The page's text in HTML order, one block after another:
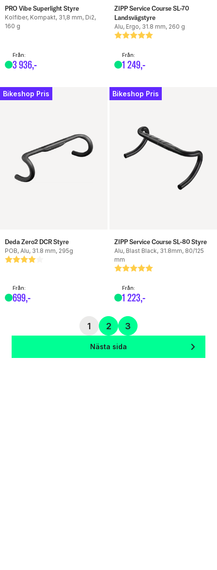
PRO Vibe Superlight Styre
Kolfiber, Kompakt, 31,8 mm, Di2,
160 g
3936,-
Från:
ZIPP Service Course SL-70
Landsvägstyre
Alu, Ergo, 31.8 mm, 260 g
Betyg:
5.0 utav 5 stjärnor
1 249,-
Från:
Bikeshop Pris
Deda Zero2 DCR Styre
POB, Alu, 31.8 mm, 295g
Betyg:
4.0 utav 5 stjärnor
699,-
Från:
Bikeshop Pris
ZIPP Service Course SL-80 Styre
Alu, Blast Black, 31.8mm, 80/125
mm
Betyg:
5.0 utav 5 stjärnor
1 223,-
Från:
1 2 3
Nästa sida